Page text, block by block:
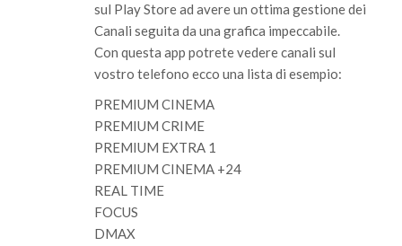
sul Play Store ad avere un ottima gestione dei
Canali seguita da una grafica impeccabile.
Con questa app potrete vedere canali sul
vostro telefono ecco una lista di esempio:
PREMIUM CINEMA
PREMIUM CRIME
PREMIUM EXTRA 1
PREMIUM CINEMA +24
REAL TIME
FOCUS
DMAX